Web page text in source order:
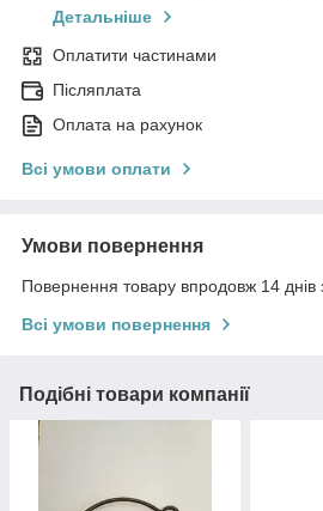
Детальніше
Оплатити частинами
Післяплата
Оплата на рахунок
Всі умови оплати
Умови повернення
Повернення товару впродовж 14 днів
Всі умови повернення
Подібні товари компанії